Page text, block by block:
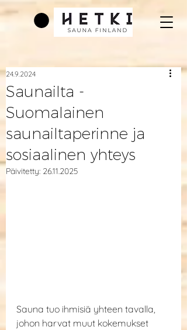
Saunailta -
Suomalainen
saunailtaperinne ja
sosiaalinen yhteys
24.9.2024
Päivitetty: 26.11.2025
Sauna tuo ihmisiä yhteen tavalla,
johon harvat muut kokemukset